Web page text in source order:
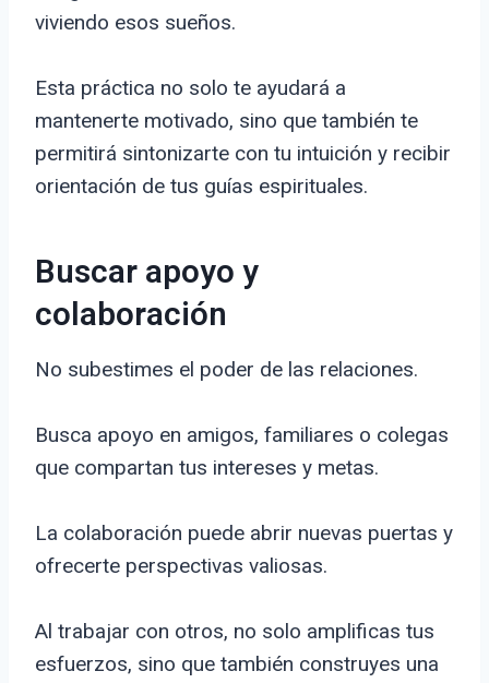
viviendo esos sueños.
Esta práctica no solo te ayudará a
mantenerte motivado, sino que también te
permitirá sintonizarte con tu intuición y recibir
orientación de tus guías espirituales.
Buscar apoyo y
colaboración
No subestimes el poder de las relaciones.
Busca apoyo en amigos, familiares o colegas
que compartan tus intereses y metas.
La colaboración puede abrir nuevas puertas y
ofrecerte perspectivas valiosas.
Al trabajar con otros, no solo amplificas tus
esfuerzos, sino que también construyes una